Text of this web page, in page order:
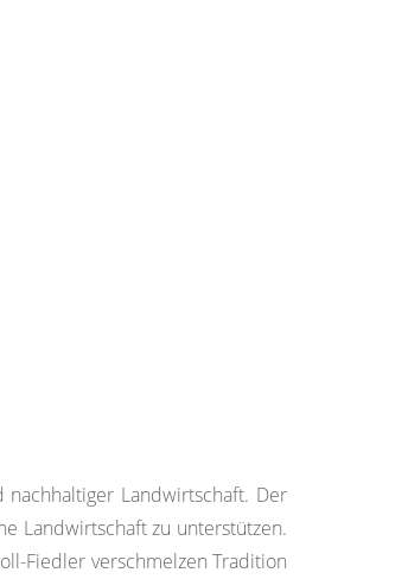
Landwirtschaft. Der
Landwirtschaft zu unterstützen.
Fiedler verschmelzen Tradition